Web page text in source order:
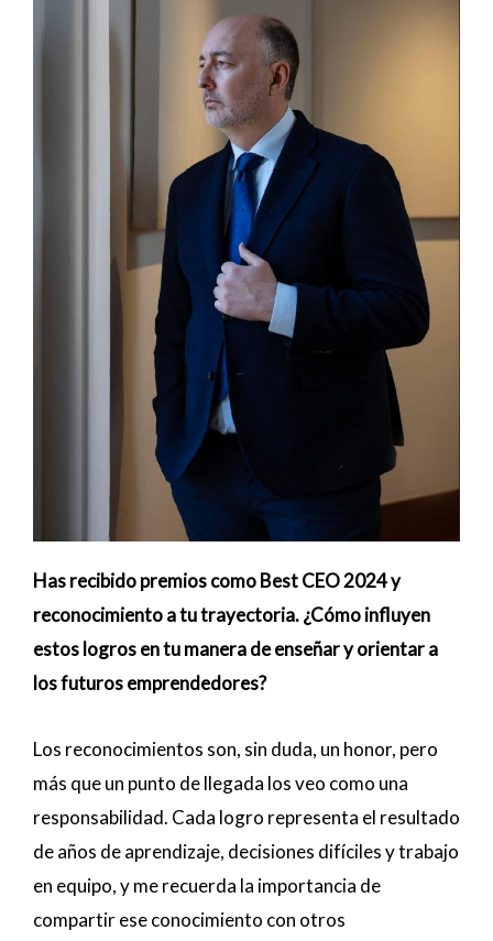
Has recibido premios como Best CEO 2024 y
reconocimiento a tu trayectoria. ¿Cómo influyen
estos logros en tu manera de enseñar y orientar a
los futuros emprendedores?
Los reconocimientos son, sin duda, un honor, pero
más que un punto de llegada los veo como una
responsabilidad. Cada logro representa el resultado
de años de aprendizaje, decisiones difíciles y trabajo
en equipo, y me recuerda la importancia de
compartir ese conocimiento con otros